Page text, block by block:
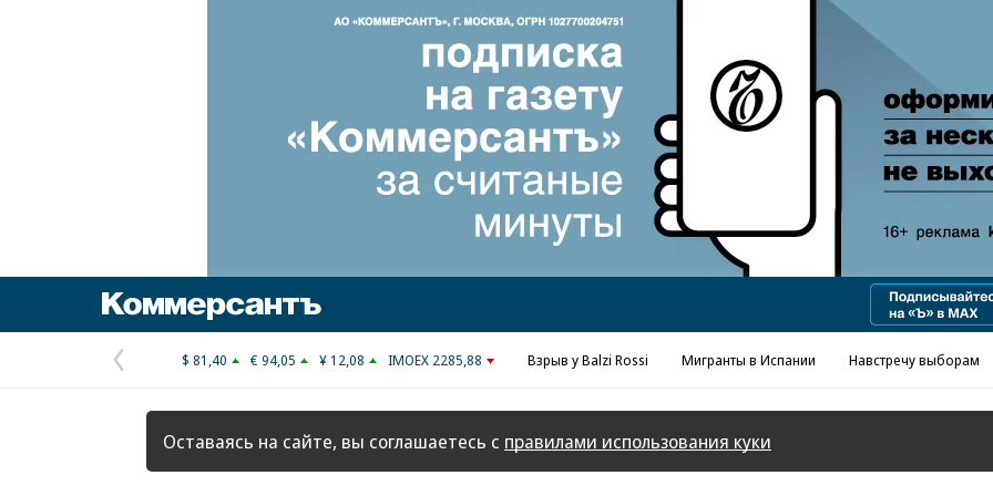
Реклама в «Ъ» www.kommersant.ru/ad
Предыдущая
страница
$ 81,40 € 94,05 ¥ 12,08 IMOEX 2285,88 Взрыв у Balzi Rossi Мигранты в Испании Навстречу выборам
Оставаясь на сайте, вы соглашаетесь с правилами использования куки